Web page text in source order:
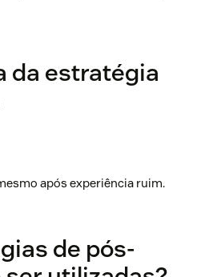
da estratégia
após experiência ruim.
de pós-